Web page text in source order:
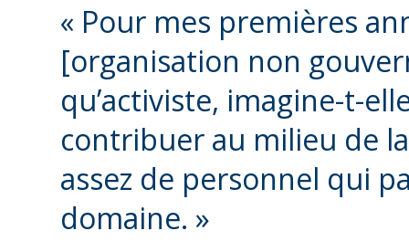
« Pour mes premières
[organisation non
qu’activiste, imagine-t-
contribuer au milieu de la
assez de personnel qui
domaine. »